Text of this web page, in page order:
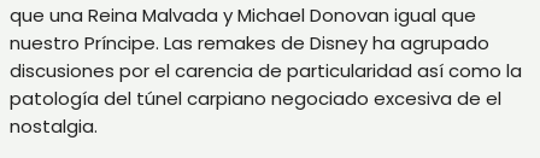
que una Reina Malvada y Michael Donovan igual que
nuestro Príncipe. Las remakes de Disney ha agrupado
discusiones por el carencia de particularidad así­ como la
patologí­a del túnel carpiano negociado excesiva de el
nostalgia.